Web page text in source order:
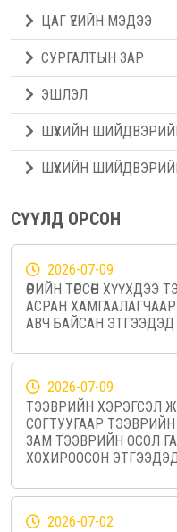
ЦАГ ҮЕИЙН МЭДЭЭ
СУРГАЛТЫН ЗАР
ЭШЛЭЛ
ШҮҮХИЙН
ШҮҮХИЙН
СҮҮЛД ОРСОН
2026-07-09
ӨӨРИЙН ТӨРСӨН
АСРАН
АВЧ БАЙСАН
2026-07-09
ТЭЭВРИЙН ХЭРЭГСЭЛ
СОГТУУГААР
ЗАМ ТЭЭВРИЙН ОСОЛ
ХОХИРООСОН
2026-07-02